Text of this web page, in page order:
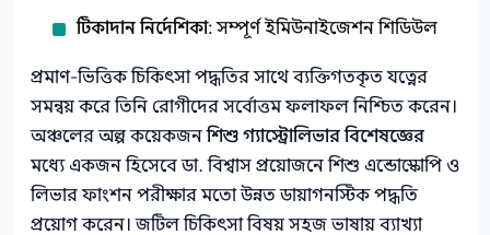
টিকাদান নির্দেশিকা: সম্পূর্ণ ইমিউনাইজেশন শিডিউল
প্রমাণ-ভিত্তিক চিকিৎসা পদ্ধতির সাথে ব্যক্তিগতকৃত যত্নের
সমন্বয় করে তিনি রোগীদের সর্বোত্তম ফলাফল নিশ্চিত করেন।
অঞ্চলের অল্প কয়েকজনশিশু গ্যাস্ট্রোলিভার বিশেষজ্ঞের
মধ্যে একজন হিসেবে ডা. বিশ্বাস প্রয়োজনে শিশু এন্ডোস্কোপি ও
লিভার ফাংশন পরীক্ষার মতো উন্নত ডায়াগনস্টিক পদ্ধতি
প্রয়োগ করেন। জটিল চিকিৎসা বিষয় সহজ ভাষায় ব্যাখ্যা